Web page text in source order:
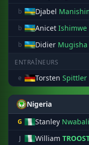
b Djabel
b Anicet Ishimwe
b Didier Mugisha
ENTRAÎNEURS
e
Torsten Spittler
Nigeria
G Stanley Nwabali
J William